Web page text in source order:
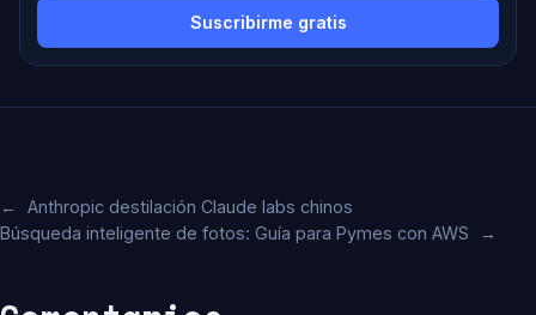
Suscribirme gratis
←
Anthropic destilación Claude labs chinos
Búsqueda inteligente de fotos: Guía para Pymes con AWS
→